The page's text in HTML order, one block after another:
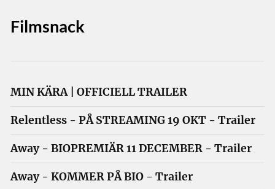
Filmsnack
MIN KÄRA | OFFICIELL TRAILER
Relentless - PÅ STREAMING 19 OKT - Trailer
Away - BIOPREMIÄR 11 DECEMBER - Trailer
Away - KOMMER PÅ BIO - Trailer